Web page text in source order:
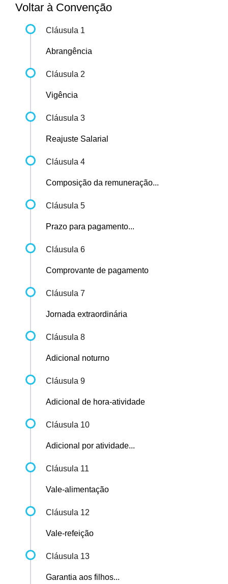
Voltar à Convenção
Cláusula 1
Abrangência
Cláusula 2
Vigência
Cláusula 3
Reajuste Salarial
Cláusula 4
Composição da remuneração...
Cláusula 5
Prazo para pagamento...
Cláusula 6
Comprovante de pagamento
Cláusula 7
Jornada extraordinária
Cláusula 8
Adicional noturno
Cláusula 9
Adicional de hora-atividade
Cláusula 10
Adicional por atividade...
Cláusula 11
Vale-alimentação
Cláusula 12
Vale-refeição
Cláusula 13
Garantia aos filhos...